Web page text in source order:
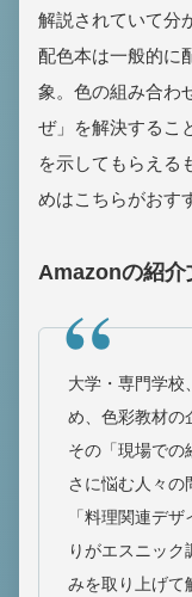
解説されていて分
配色本は一般的に
象。色の組み合わ
ぜ」を解決するこ
を示してもらえる
めはこちらがおす
Amazonの紹介
大学・専門学校
め、色彩教材の
その「現場での
さに悩む人々の
「料理関連デ
りがエスニッ
みを取り上げて